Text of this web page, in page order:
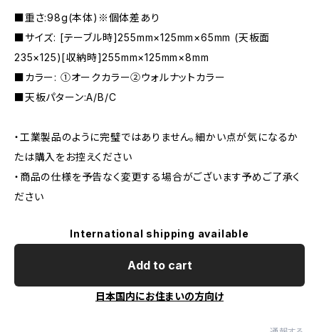
■重さ:98g(本体)※個体差あり
■サイズ: [テーブル時]255mm×125mm×65mm (天板面
235×125)[収納時]255mm×125mm×8mm
■カラー: ①オークカラー②ウォルナットカラー
■天板パターン:A/B/C
・工業製品のように完璧ではありません。細かい点が気になるか
たは購入をお控えください
・商品の仕様を予告なく変更する場合がございます予めご了承く
ださい
International shipping available
Add to cart
日本国内にお住まいの方向け